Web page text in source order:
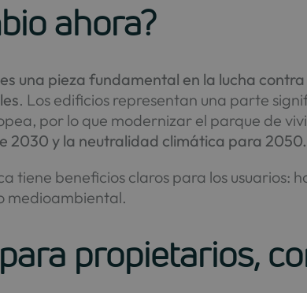
ahora?
una pieza fundamental en la lucha
. Los edificios representan una parte
por lo que modernizar el parque de
2030 y la neutralidad climática para 2050.
tiene beneficios claros para los usuarios:
medioambiental.
propietarios,